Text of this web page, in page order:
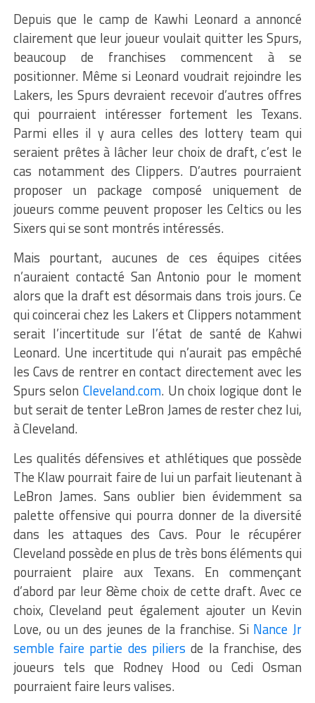
Depuis que le camp de Kawhi Leonard a annoncé
clairement que leur joueur voulait quitter les Spurs,
beaucoup de franchises commencent à se
positionner. Même si Leonard voudrait rejoindre les
Lakers, les Spurs devraient recevoir d’autres offres
qui pourraient intéresser fortement les Texans.
Parmi elles il y aura celles des lottery team qui
seraient prêtes à lâcher leur choix de draft, c’est le
cas notamment des Clippers. D’autres pourraient
proposer un package composé uniquement de
joueurs comme peuvent proposer les Celtics ou les
Sixers qui se sont montrés intéressés.
Mais pourtant, aucunes de ces équipes citées
n’auraient contacté San Antonio pour le moment
alors que la draft est désormais dans trois jours. Ce
qui coincerai chez les Lakers et Clippers notamment
serait l’incertitude sur l’état de santé de Kahwi
Leonard. Une incertitude qui n’aurait pas empêché
les Cavs de rentrer en contact directement avec les
Spurs selon Cleveland.com. Un choix logique dont le
but serait de tenter LeBron James de rester chez lui,
à Cleveland.
Les qualités défensives et athlétiques que possède
The Klaw pourrait faire de lui un parfait lieutenant à
LeBron James. Sans oublier bien évidemment sa
palette offensive qui pourra donner de la diversité
dans les attaques des Cavs. Pour le récupérer
Cleveland possède en plus de très bons éléments qui
pourraient plaire aux Texans. En commençant
d’abord par leur 8ème choix de cette draft. Avec ce
choix, Cleveland peut également ajouter un Kevin
Love, ou un des jeunes de la franchise. Si Nance Jr
semble faire partie des piliers de la franchise, des
joueurs tels que Rodney Hood ou Cedi Osman
pourraient faire leurs valises.